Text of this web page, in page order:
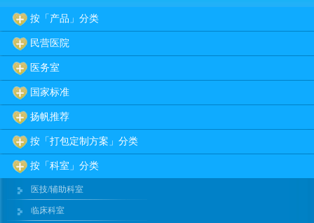
按「产品」分类
民营医院
医务室
国家标准
扬帆推荐
按「打包定制方案」分类
按「科室」分类
医技/辅助科室
临床科室